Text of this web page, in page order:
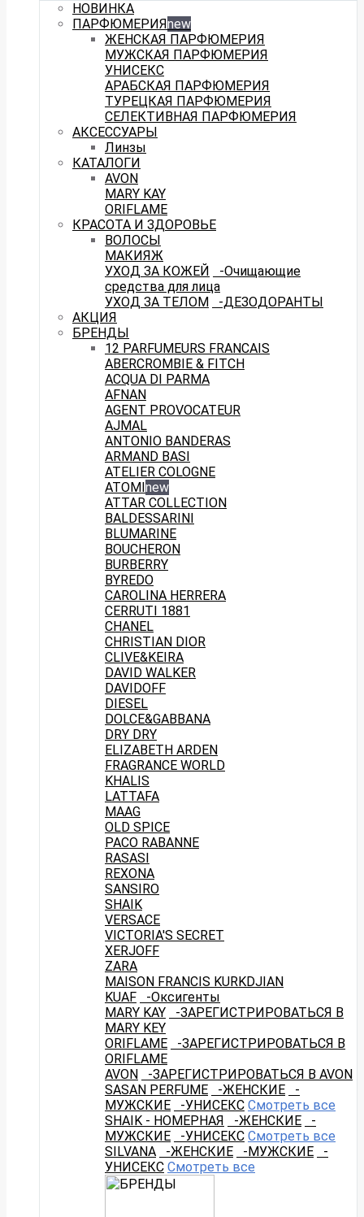
НОВИНКА
ПАРФЮМЕРИЯnew
ЖЕНСКАЯ ПАРФЮМЕРИЯ
МУЖСКАЯ ПАРФЮМЕРИЯ
УНИСЕКС
АРАБСКАЯ ПАРФЮМЕРИЯ
ТУРЕЦКАЯ ПАРФЮМЕРИЯ
СЕЛЕКТИВНАЯ ПАРФЮМЕРИЯ
АКСЕССУАРЫ
Линзы
КАТАЛОГИ
AVON
MARY KAY
ORIFLAME
КРАСОТА И ЗДОРОВЬЕ
ВОЛОСЫ
МАКИЯЖ
УХОД ЗА КОЖЕЙ
-Очищающие
средства для лица
УХОД ЗА ТЕЛОМ
-ДЕЗОДОРАНТЫ
АКЦИЯ
БРЕНДЫ
12 PARFUMEURS FRANCAIS
ABERCROMBIE & FITCH
ACQUA DI PARMA
AFNAN
AGENT PROVOCATEUR
AJMAL
ANTONIO BANDERAS
ARMAND BASI
ATELIER COLOGNE
ATOMI new
ATTAR COLLECTION
BALDESSARINI
BLUMARINE
BOUCHERON
BURBERRY
BYREDO
CAROLINA HERRERA
CERRUTI 1881
CHANEL
CHRISTIAN DIOR
CLIVE&KEIRA
DAVID WALKER
DAVIDOFF
DIESEL
DOLCE&GABBANA
DRY DRY
ELIZABETH ARDEN
FRAGRANCE WORLD
KHALIS
LATTAFA
MAAG
OLD SPICE
PACO RABANNE
RASASI
REXONA
SANSIRO
SHAIK
VERSACE
VICTORIA'S SECRET
XERJOFF
ZARA
MAISON FRANCIS KURKDJIAN
KUAF
-Оксигенты
MARY KAY
-ЗАРЕГИСТРИРОВАТЬСЯ В
MARY KEY
ORIFLAME
-ЗАРЕГИСТРИРОВАТЬСЯ В
ORIFLAME
AVON
-ЗАРЕГИСТРИРОВАТЬСЯ В AVON
SASAN PERFUME
-ЖЕНСКИЕ
-
МУЖСКИЕ
-УНИСЕКС Смотреть все
SHAIK - НОМЕРНАЯ
-ЖЕНСКИЕ
-
МУЖСКИЕ
-УНИСЕКС Смотреть все
SILVANA
-ЖЕНСКИЕ -МУЖСКИЕ
-
УНИСЕКС Смотреть все